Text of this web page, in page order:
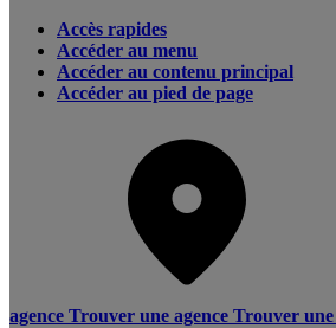
Accès rapides
Accéder au menu
Accéder au contenu principal
Accéder au pied de page
agence Trouver une agence Trouver une